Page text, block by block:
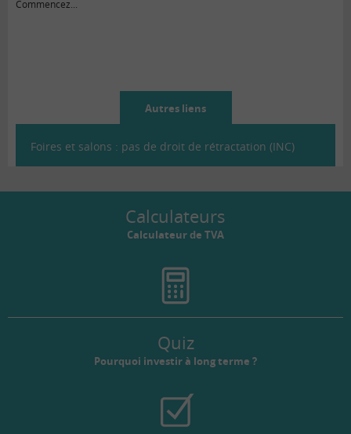
Commencez...
Autres liens
Foires et salons : pas de droit de rétractation (INC)
Calculateurs
Calculateur de TVA
Quiz
Pourquoi investir à long terme ?